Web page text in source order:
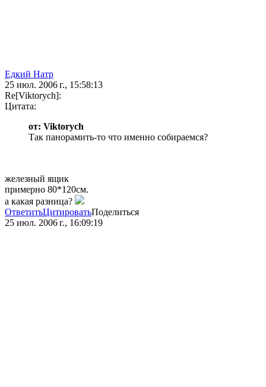
Едкий Натр
25 июл. 2006 г., 15:58:13
Re[Viktorych]:
Цитата:
от: Viktorych
Так панорамить-то что именно собираемся?
железный ящик
примерно 80*120см.
а какая разница?
ОтветитьЦитироватьПоделиться
25 июл. 2006 г., 16:09:19